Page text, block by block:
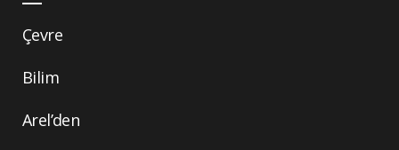
Çevre
Bilim
Arel’den